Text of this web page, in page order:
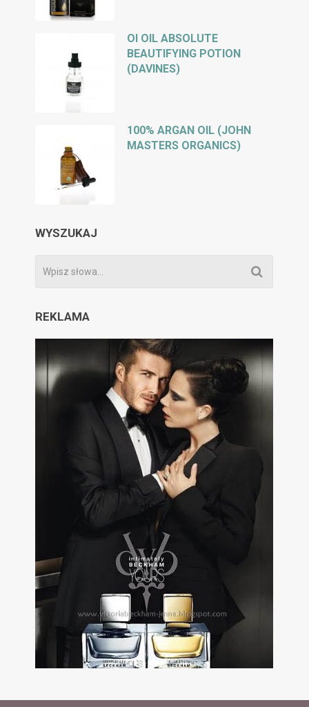
OI OIL ABSOLUTE
BEAUTIFYING POTION
(DAVINES)
100% ARGAN OIL (JOHN
MASTERS ORGANICS)
WYSZUKAJ
REKLAMA